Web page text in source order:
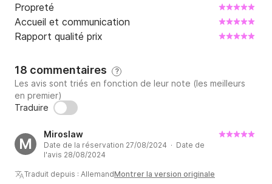
Propreté
Accueil et communication
Rapport qualité prix
18 commentaires ?
Les avis sont triés en fonction de leur note (les meilleurs
en premier)
Traduire
M
Miroslaw
Date de la réservation 27/08/2024 · Date de
l'avis 28/08/2024
Traduit depuis : AllemandMontrer la version originale